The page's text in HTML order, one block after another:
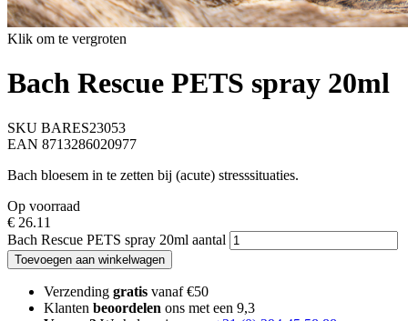
Klik om te vergroten
Bach Rescue PETS spray 20ml
SKU BARES23053
EAN 8713286020977
Bach bloesem in te zetten bij (acute) stresssituaties.
Op voorraad
€ 26.11
Bach Rescue PETS spray 20ml aantal
Toevoegen aan winkelwagen
Verzending gratis vanaf €50
Klanten beoordelen ons met een 9,3